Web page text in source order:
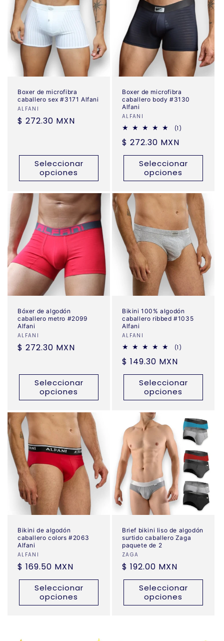
Boxer de microfibra
caballero sex #3171 Alfani
Proveedor:
ALFANI
Precio
$ 272.30 MXN
Seleccionar
opciones
Boxer de microfibra
caballero body #3130
Alfani
Proveedor:
ALFANI
(1)
Precio
habitual
$ 272.30 MXN
Seleccionar
opciones
Bóxer de algodón
caballero metro #2099
Alfani
Proveedor:
ALFANI
Precio
$ 272.30 MXN
Seleccionar
opciones
Bikini 100% algodón
caballero ribbed #1035
Alfani
Proveedor:
ALFANI
(1)
Precio
habitual
$ 149.30 MXN
Seleccionar
opciones
Bikini de algodón
caballero colors #2063
Alfani
Proveedor:
ALFANI
Precio
habitual
$ 169.50 MXN
Seleccionar
opciones
Brief bikini liso de algodón
surtido caballero Zaga
paquete de 2
Proveedor:
ZAGA
Precio
habitual
$ 192.00 MXN
Seleccionar
opciones